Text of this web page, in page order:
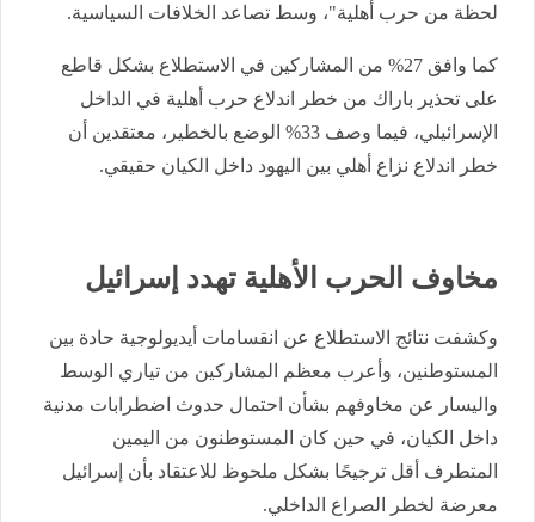
لحظة من حرب أهلية"، وسط تصاعد الخلافات السياسية.
كما وافق 27% من المشاركين في الاستطلاع بشكل قاطع
على تحذير باراك من خطر اندلاع حرب أهلية في الداخل
الإسرائيلي، فيما وصف 33% الوضع بالخطير، معتقدين أن
خطر اندلاع نزاع أهلي بين اليهود داخل الكيان حقيقي.
مخاوف الحرب الأهلية تهدد إسرائيل
وكشفت نتائج الاستطلاع عن انقسامات أيديولوجية حادة بين
المستوطنين، وأعرب معظم المشاركين من تياري الوسط
واليسار عن مخاوفهم بشأن احتمال حدوث اضطرابات مدنية
داخل الكيان، في حين كان المستوطنون من اليمين
المتطرف أقل ترجيحًا بشكل ملحوظ للاعتقاد بأن إسرائيل
معرضة لخطر الصراع الداخلي.